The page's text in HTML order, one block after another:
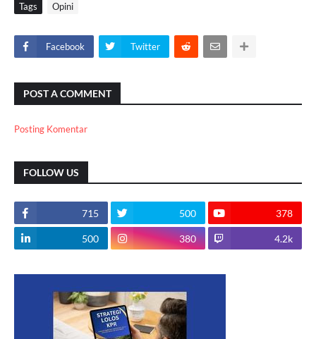
Tags Opini
Facebook Twitter
POST A COMMENT
Posting Komentar
FOLLOW US
715 500 378
500 380 4.2k